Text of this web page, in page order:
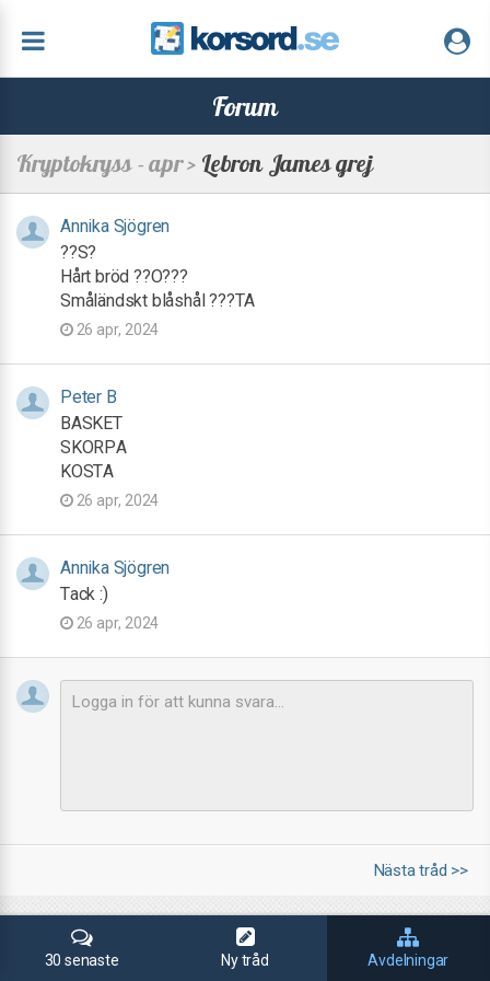
Forum
Kryptokryss - apr > Lebron James grej
Annika Sjögren
??S?
Hårt bröd ??O???
Småländskt blåshål ???TA
26 apr, 2024
Peter B
BASKET
SKORPA
KOSTA
26 apr, 2024
Annika Sjögren
Tack :)
26 apr, 2024
Nästa tråd >>
30 senaste Ny tråd Avdelningar